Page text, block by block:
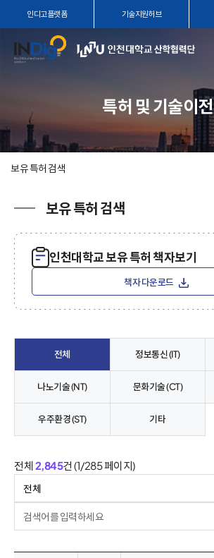
인디고플랫폼 기술지원허브
특허 및 기술이전
보유 특허 검색
보유 특허 검색
인천대학교 보유 특허 책자보기
책자 다운로드
전체 정보통신 (IT)
나노기술 (NT) 문화기술 (CT)
우주환경 (ST) 기타
전체2,845건 (1/285페이지)